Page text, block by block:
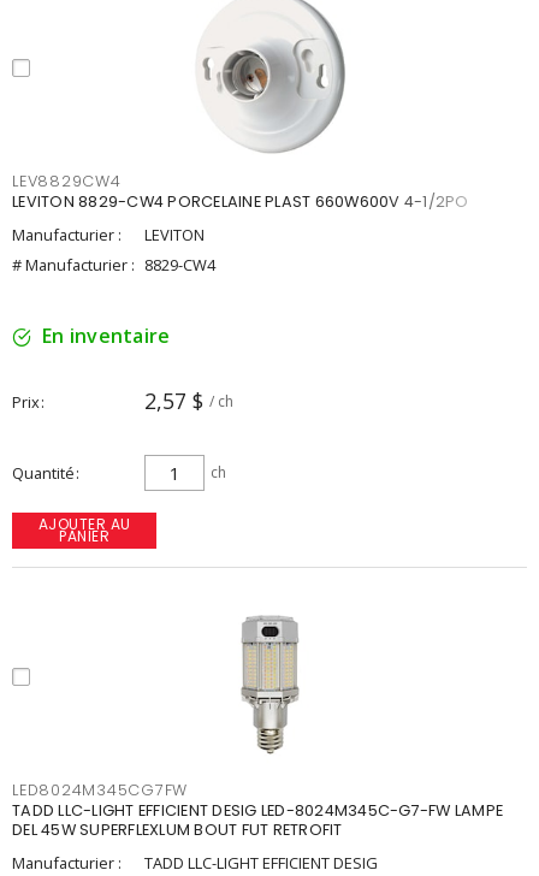
LEV8829CW4
LEVITON 8829-CW4 PORCELAINE PLAST 660W600V 4-1/2PO
Manufacturier :
LEVITON
# Manufacturier : 8829-CW4
En inventaire
Prix 2,57 $ / ch
Quantité ch
AJOUTER AU
PANIER
LED8024M345CG7FW
TADD LLC-LIGHT EFFICIENT DESIG LED-8024M345C-G7-FW LAMPE
DEL 45W SUPERFLEXLUM BOUT FUT RETROFIT
Manufacturier :
TADD LLC-LIGHT EFFICIENT DESIG